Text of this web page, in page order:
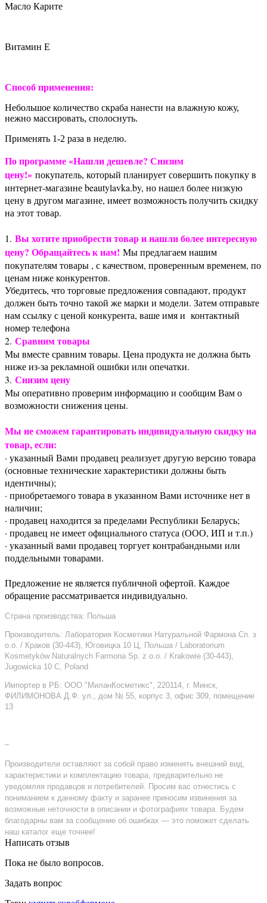
Масло Карите
Витамин Е
Способ применения:
Небольшое количество скраба нанести на влажную кожу,
нежно массировать, сполоснуть.
Применять 1-2 раза в неделю.
По программе «Нашли дешевле? Снизим
цену!» покупатель, который планирует совершить покупку в
интернет-магазине beautylavka.by, но нашел более низкую
цену в другом магазине, имеет возможность получить скидку
на этот товар.
1. Вы хотите приобрести товар и нашли более интересную
цену? Обращайтесь к нам! Мы предлагаем нашим
покупателям товары , с качеством, проверенным временем, по
ценам ниже конкурентов.
Убедитесь, что торговые предложения совпадают, продукт
должен быть точно такой же марки и модели. Затем отправьте
нам ссылку с ценой конкурента, ваше имя и контактный
номер телефона
2. Сравним товары
Мы вместе сравним товары. Цена продукта не должна быть
ниже из-за рекламной ошибки или опечатки.
3. Снизим цену
Мы оперативно проверим информацию и сообщим Вам о
возможности снижения цены.
Мы не сможем гарантировать индивидуальную скидку на
товар, если:
· указанный Вами продавец реализует другую версию товара
(основные технические характеристики должны быть
идентичны);
· приобретаемого товара в указанном Вами источнике нет в
наличии;
· продавец находится за пределами Республики Беларусь;
· продавец не имеет официального статуса (ООО, ИП и т.п.)
· указанный вами продавец торгует контрабандными или
поддельными товарами.
Предложение не является публичной офертой. Каждое
обращение рассматривается индивидуально.
Страна производства: Польша
Производитель: Лаборатория Косметики Натуральной Фармона Сп. з
о.о. / Краков (30-443), Юговицка 10 Ц, Польша / Laboratorium
Kosmetyków Naturalnych Farmona Sp. z o.o. / Krakowie (30-443),
Jugowicka 10 C, Poland
Импортер в РБ: ООО "МиланКосметикс", 220114, г. Минск,
ФИЛИМОНОВА Д.Ф. ул., дом № 55, корпус 3, офис 309, помещение
13
–
Производители оставляют за собой право изменять внешний вид,
характеристики и комплектацию товара, предварительно не
уведомляя продавцов и потребителей. Просим вас отнестись с
пониманием к данному факту и заранее приносим извинения за
возможные неточности в описании и фотографиях товара. Будем
благодарны вам за сообщение об ошибках — это поможет сделать
наш каталог еще точнее!
Написать отзыв
Пока не было вопросов.
Задать вопрос